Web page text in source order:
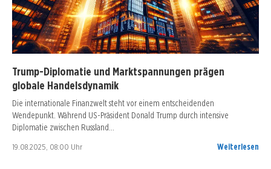
Trump-Diplomatie und Marktspannungen prägen
globale Handelsdynamik
Die internationale Finanzwelt steht vor einem entscheidenden
Wendepunkt. Während US-Präsident Donald Trump durch intensive
Diplomatie zwischen Russland…
19.08.2025, 08:00 Uhr Weiterlesen